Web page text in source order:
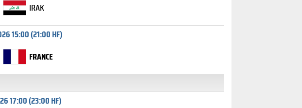
IRAK
15:00 (21:00 HF)
FRANCE
17:00 (23:00 HF)